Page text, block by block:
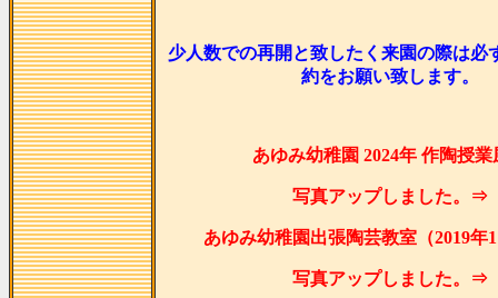
少人数での再開と致したく来園の際は必
約をお願い致します。
あゆみ幼稚園 2024年 作陶授業
写真アップしました。⇒
あゆみ幼稚園出張陶芸教室（2019年
写真アップしました。⇒